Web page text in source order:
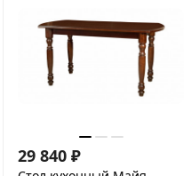
29 840 ₽